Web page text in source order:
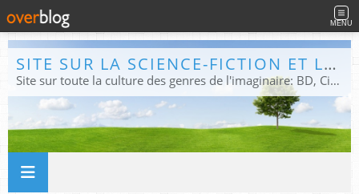
MENU
SITE SUR LA SCIENCE-FICTION ET LE FANTASTIQUE
Site sur toute la culture des genres de l'imaginaire: BD, Cinéma, Livre, Jeux, Théâtre. Présent dans les principaux festivals de film fantastique e de science-fiction, salons et conventions.